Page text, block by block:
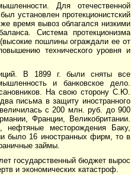
Для отечественной
установлен протекционистский
время вывоз облагался низкими
Система протекционизма
пошлины ограждали ее от
технического уровня и
В 1899 г. были сняты все
и банковское дело.
На свою сторону С.Ю.
письма в защиту иностранного
с 200 млн. руб. до 900
Франции, Великобритании.
нефтяные месторождения Баку,
было 16 иностранных фирм, то в
займы.
государственный бюджет вырос
и экономических катастроф.